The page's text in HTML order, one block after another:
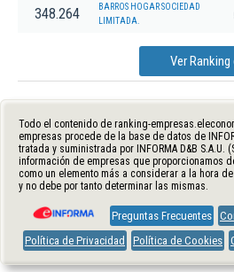
348.264
BARROS HOGAR SOCIEDAD
LIMITADA.
Ver
Todo el contenido de ranking-
empresas procede de la base de datos de
tratada y suministrada por INFORMA D&B S.A.U.
información de empresas que proporcionamos
como un elemento más a considerar a la hora
y no debe por tanto determinar las mismas.
Preguntas Frecuentes
Política de Privacidad
Política de Cookies